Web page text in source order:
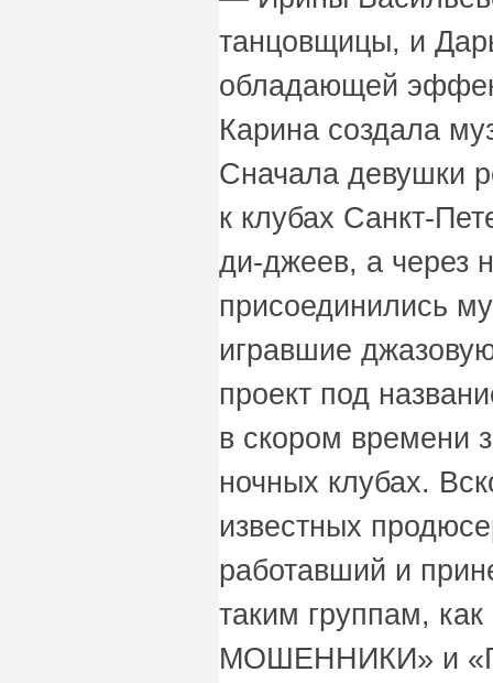
танцовщицы, и
обладающей
Карина создала
Сначала девушки
к клубах Санкт-
ди-джеев, а через
присоединились
игравшие
проект под
в скором времени
ночных клубах.
известных
работавший и
таким группам,
МОШЕННИКИ» и